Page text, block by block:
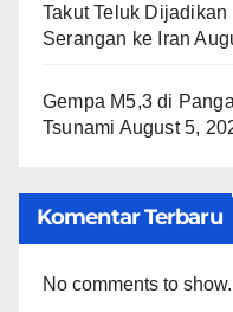
Takut Teluk
Serangan ke Iran
Gempa M5,3 di
Tsunami August 5,
Komentar Terbaru
No comments to show.